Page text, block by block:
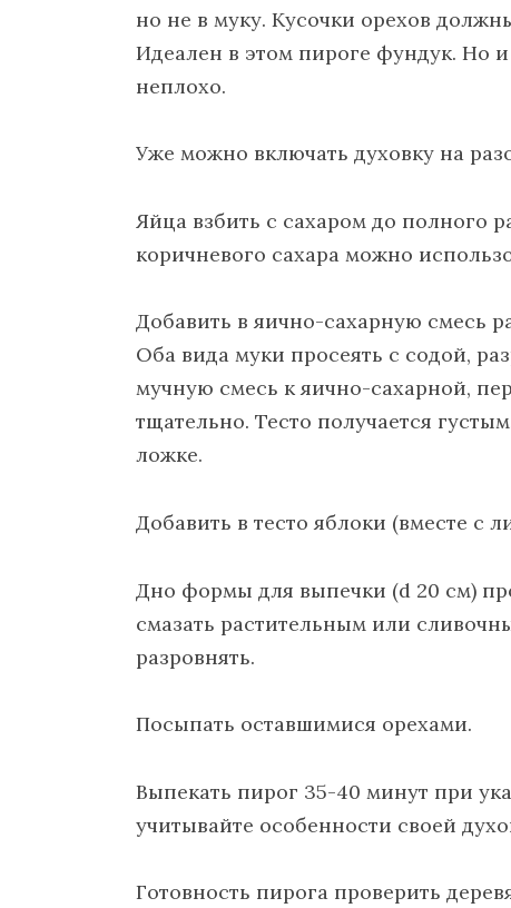
но не в муку. Кусочки орехов
Идеален в этом пироге фундук. Но
неплохо.
Уже можно включать духовку на
Яйца взбить с сахаром до полного
коричневого сахара можно
Добавить в яично-сахарную смесь
Оба вида муки просеять с содой,
мучную смесь к яично-сахарной,
тщательно. Тесто получается
ложке.
Добавить в тесто яблоки (вместе с
Дно формы для выпечки (d 20 см)
смазать растительным или
разровнять.
Посыпать оставшимися орехами.
Выпекать пирог 35-40 минут при
учитывайте особенности своей
Готовность пирога проверить